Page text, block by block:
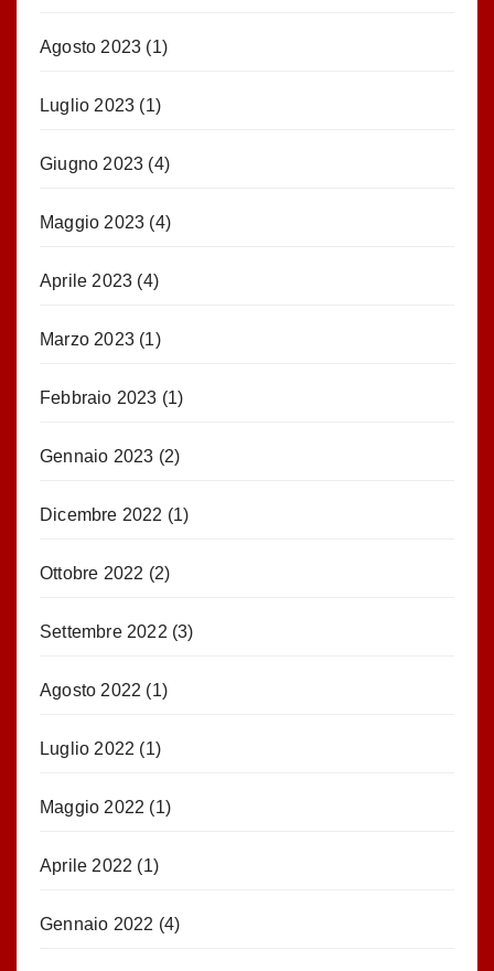
Agosto 2023 (1)
Luglio 2023 (1)
Giugno 2023 (4)
Maggio 2023 (4)
Aprile 2023 (4)
Marzo 2023 (1)
Febbraio 2023 (1)
Gennaio 2023 (2)
Dicembre 2022 (1)
Ottobre 2022 (2)
Settembre 2022 (3)
Agosto 2022 (1)
Luglio 2022 (1)
Maggio 2022 (1)
Aprile 2022 (1)
Gennaio 2022 (4)